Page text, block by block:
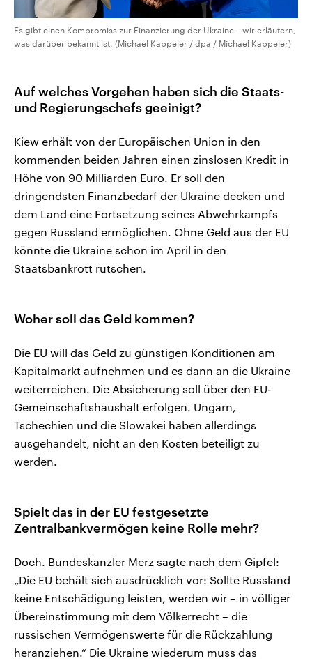
Es gibt einen Kompromiss zur Finanzierung der Ukraine – wir erläutern,
was darüber bekannt ist. (Michael Kappeler / dpa / Michael Kappeler)
Auf welches Vorgehen haben sich die Staats-
und Regierungschefs geeinigt?
Kiew erhält von der Europäischen Union in den
kommenden beiden Jahren einen zinslosen Kredit in
Höhe von 90 Milliarden Euro. Er soll den
dringendsten Finanzbedarf der Ukraine decken und
dem Land eine Fortsetzung seines Abwehrkampfs
gegen Russland ermöglichen. Ohne Geld aus der EU
könnte die Ukraine schon im April in den
Staatsbankrott rutschen.
Woher soll das Geld kommen?
Die EU will das Geld zu günstigen Konditionen am
Kapitalmarkt aufnehmen und es dann an die Ukraine
weiterreichen. Die Absicherung soll über den EU-
Gemeinschaftshaushalt erfolgen. Ungarn,
Tschechien und die Slowakei haben allerdings
ausgehandelt, nicht an den Kosten beteiligt zu
werden.
Spielt das in der EU festgesetzte
Zentralbankvermögen keine Rolle mehr?
Doch. Bundeskanzler Merz sagte nach dem Gipfel:
„Die EU behält sich ausdrücklich vor: Sollte Russland
keine Entschädigung leisten, werden wir – in völliger
Übereinstimmung mit dem Völkerrecht – die
russischen Vermögenswerte für die Rückzahlung
heranziehen.“ Die Ukraine wiederum muss das